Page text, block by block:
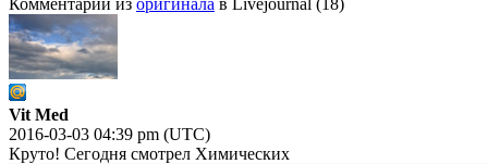
Vit Med
2016-03-03 04:39 pm (UTC)
Круто! Сегодня смотрел Химических